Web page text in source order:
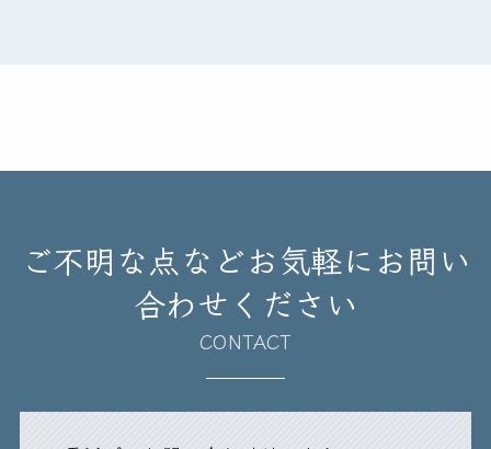
ご不明な点などお気軽にお問い
合わせください
CONTACT